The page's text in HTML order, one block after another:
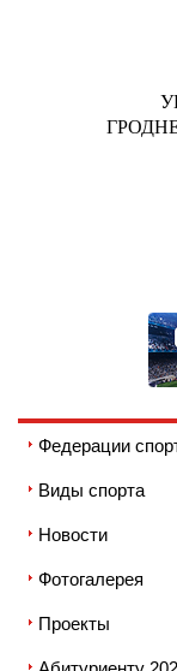
Федерации
Виды спорта
Новости
Фотогалерея
Проекты